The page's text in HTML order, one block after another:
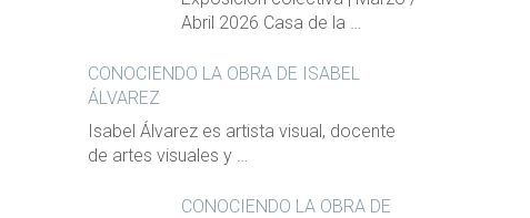
Abril 2026 Casa de la …
CONOCIENDO LA OBRA DE ISABEL
ÁLVAREZ
Isabel Álvarez es artista visual, docente
de artes visuales y …
CONOCIENDO LA OBRA DE